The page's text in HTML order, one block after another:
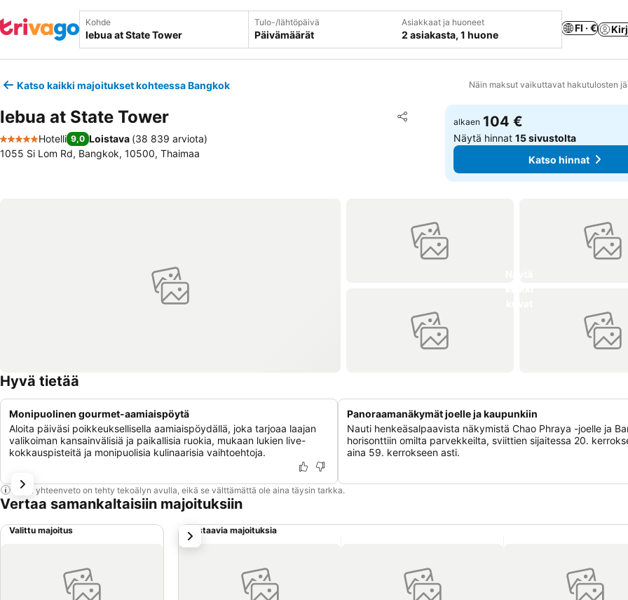
Kohde Tulo-/lähtöpäivä
Päivämäärät
Asiakkaat ja huoneet
2 asiakasta, 1 huone
FI · €
Katso kaikki majoitukset kohteessa Bangkok Näin maksut vaikuttavat hakutulosten
lebua at State Tower Jaa
Lisää suosikkeihin
5 Tähtiluokitus
Hotelli 9,0 Loistava (38 839 arviota)
1055 Si Lom Rd, Bangkok, 10500, Thaimaa
alkaen 104 €
Näytä hinnat15 sivustolta
Katso hinnat
Hyvä tietää
Monipuolinen gourmet-aamiaispöytä
Aloita päiväsi poikkeuksellisella aamiaispöydällä, joka tarjoaa laajan
valikoiman kansainvälisiä ja paikallisia ruokia, mukaan lukien live-
kokkauspisteitä ja monipuolisia kulinaarisia vaihtoehtoja.
Panoraamanäkymät joelle ja kaupunkiin
Nauti henkeäsalpaavista näkymistä Chao Phraya -joelle ja
horisonttiin omilta parvekkeilta, sviittien sijaitessa 20.
aina 59. kerrokseen asti.
Tämä yhteenveto on tehty tekoälyn avulla, eikä se välttämättä ole aina täysin tarkka.
Vertaa samankaltaisiin majoituksiin
Valittu majoitus Vastaavia majoituksia
seuraava